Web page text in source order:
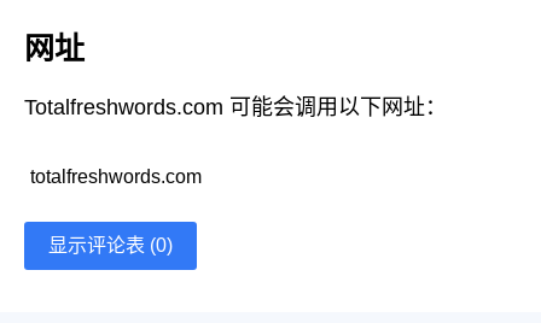
网址
Totalfreshwords.com 可能会调用以下网址：
totalfreshwords.com
显示评论表 (0)